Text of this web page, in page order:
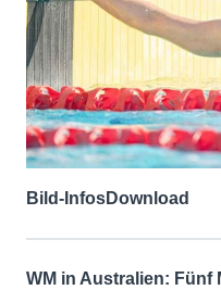
Bild-InfosDownload
WM in Australien: Fünf